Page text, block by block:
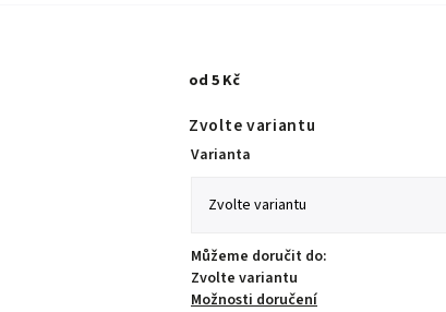
od5 Kč
Zvolte variantu
Varianta
Můžeme doručit do:
Zvolte variantu
Možnosti doručení